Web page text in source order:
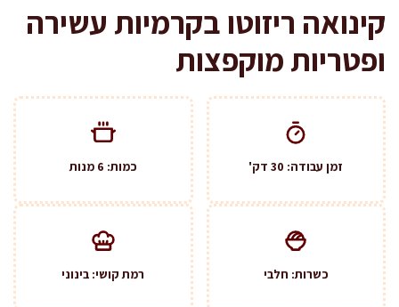
קינואה ריזוטו בקרמיות עשירה
ופטריות מוקפצות
זמן עבודה: 30 דק' כמות: 6 מנות
כשרות: חלבי רמת קושי: בינוני